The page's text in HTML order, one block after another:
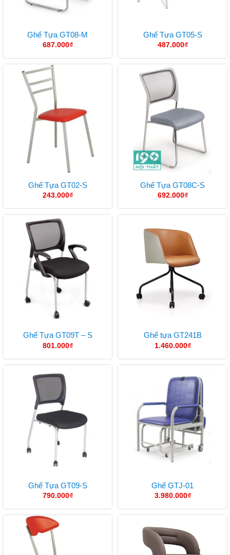
Ghế Tựa GT08-M
687.000₫
Ghế Tựa GT05-S
487.000₫
Ghế Tựa GT02-S
243.000₫
Ghế Tựa GT08C-S
692.000₫
Ghế Tựa GT09T – S
801.000₫
Ghế tựa GT241B
1.460.000₫
Ghế Tựa GT09-S
790.000₫
Ghế GTJ-01
3.980.000₫